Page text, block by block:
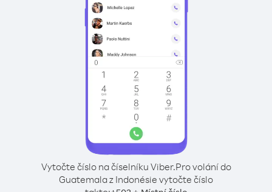
Vytočte číslo na číselníku Viber.Pro volání do
Guatemala z Indonésie vytočte číslo